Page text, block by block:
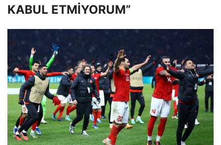
KABUL ETMİYORUM”